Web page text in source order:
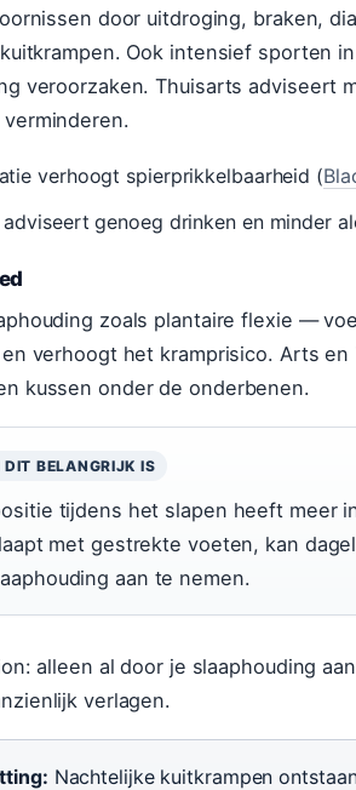
door uitdroging, braken,
Ook intensief sporten
veroorzaken. Thuisarts adviseert
verhoogt spierprikkelbaarheid (
genoeg drinken en minder
zoals plantaire flexie —
verhoogt het kramprisico. Arts
kussen onder de onderbenen.
BELANGRIJK IS
tijdens het slapen heeft meer
met gestrekte voeten, kan
aan te nemen.
alleen al door je slaaphouding
verlagen.
Nachtelijke kuitkrampen